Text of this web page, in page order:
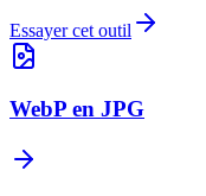
Essayer cet outil
WebP en JPG